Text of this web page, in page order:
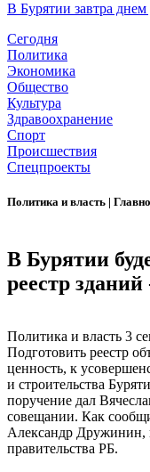
В Бурятии завтра
Сегодня
Политика
Экономика
Общество
Культура
Здравоохранение
Спорт
Происшествия
Спецпроекты
Политика и власть |
В Бурятии
реестр
Политика и власть 3
Подготовить реестр
ценность, к
и строительства
поручение дал
совещании. Как
Александр Дружинин,
правительства РБ.